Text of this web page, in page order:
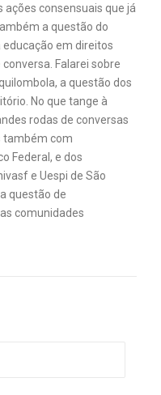
consensuais que já
a questão do
em direitos
Falarei sobre
a questão dos
No que tange à
rodas de conversas
também com
Federal, e dos
e Uespi de São
questão de
comunidades